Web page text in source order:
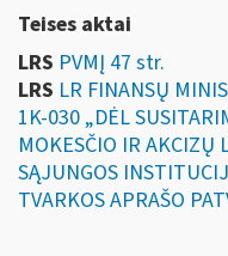
Teises aktai
LRS PVMĮ 47 str.
LRS LR FINANSŲ
1K-030 „DĖL
MOKESČIO IR AKCIZŲ
SĄJUNGOS
TVARKOS APRAŠO